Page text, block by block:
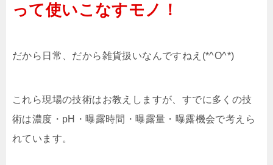
って使いこなすモノ！
だから日常、だから雑貨扱いなんですねえ(*^O^*)
これら現場の技術はお教えしますが、すでに多くの技
術は濃度・pH・曝露時間・曝露量・曝露機会で考えら
れています。